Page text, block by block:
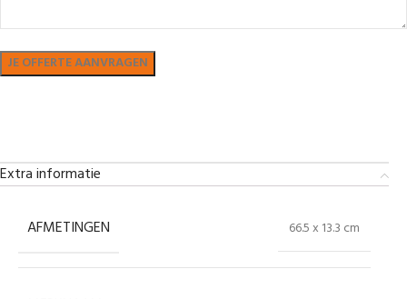
Extra informatie
AFMETINGEN 66.5 x 13.3 cm